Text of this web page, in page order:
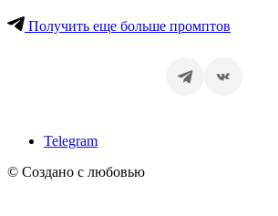
Получить еще больше промптов
Telegram
© Создано с любовью